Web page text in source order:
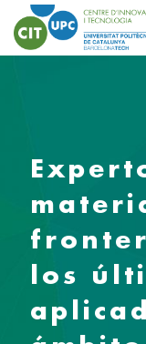
los